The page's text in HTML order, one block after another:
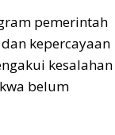
pemerintah
kepercayaan
kesalahan
belum